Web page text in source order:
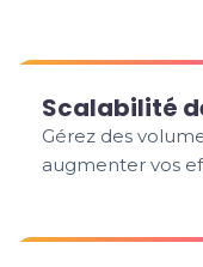
Scalabilité
Gérez des
augmenter vos